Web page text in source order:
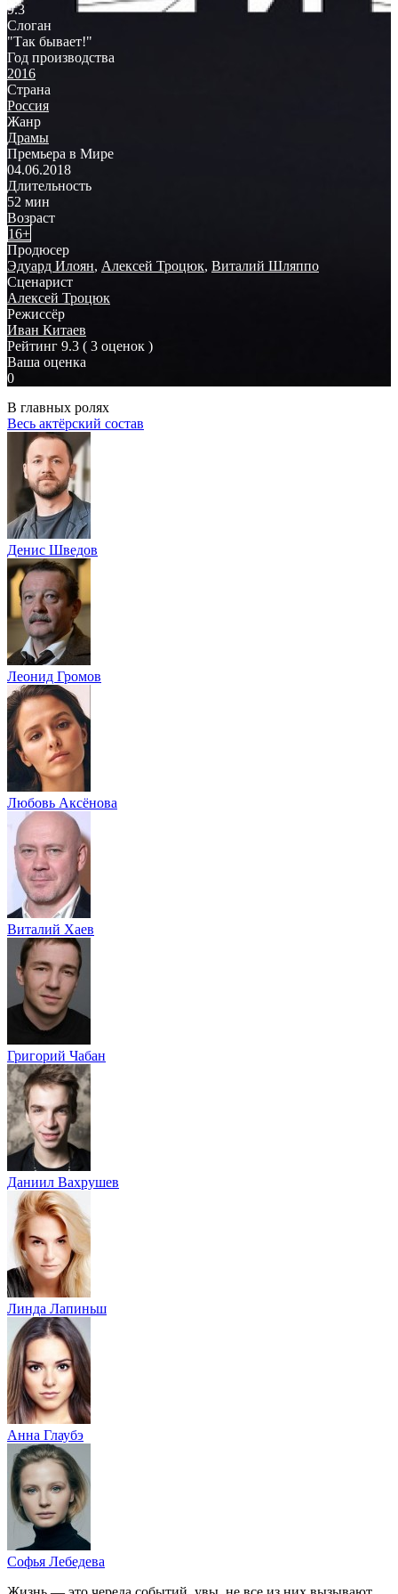
9.3
Слоган
"Так бывает!"
Год производства
2016
Страна
Россия
Жанр
Драмы
Премьера в Мире
04.06.2018
Длительность
52 мин
Возраст
16+
Продюсер
Эдуард Илоян, Алексей Троцюк, Виталий Шляппо
Сценарист
Алексей Троцюк
Режиссёр
Иван Китаев
Рейтинг 9.3 ( 3 оценок )
Ваша оценка
0
В главных ролях
Весь актёрский состав
Денис Шведов
Леонид Громов
Любовь Аксёнова
Виталий Хаев
Григорий Чабан
Даниил Вахрушев
Линда Лапиньш
Анна Глаубэ
Софья Лебедева